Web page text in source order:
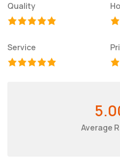
Quality
Service
Average